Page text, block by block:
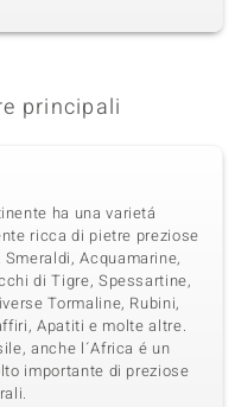
principali
ha una varietá
ricca di pietre preziose
Acquamarine,
di Tigre, Spessartine,
Tormaline, Rubini,
Apatiti e molte altre.
anche l´Africa é un
importante di preziose